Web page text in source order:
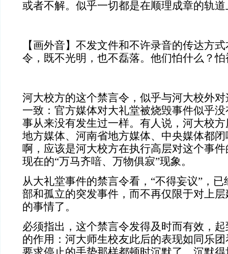
或者不解。似乎一切都是在顺理成章的轨
【画外音】不发文件和不许录音的传达方
令，既不光明，也不磊落。他们怕什么？
河大校方的这个禁言令，似乎与河大校外
一致：官方媒体对大礼堂被烧毁事件似乎
事从来没有发生过一样。有人说，河大校
地方媒体、河南省地方媒体、中央媒体都
啊，应该是河大校方在执行高层对这个事
现在的“万马齐喑、万物俱寂”现象。
从大礼堂事件的禁言令看，“不得妄议”，
部和孤立的突发事件，而不再仅限于对上
的事情了。
必须指出，这个禁言令发得及时而有效，
的作用：河大师生校友此后的表现如同乐